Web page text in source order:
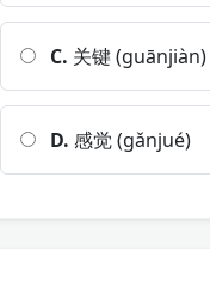
C. 关键 (guānjiàn)
D. 感觉 (gǎnjué)